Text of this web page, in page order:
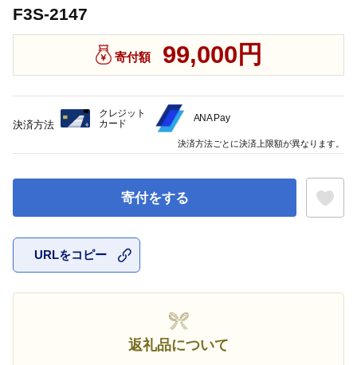
F3S-2147
寄付額 99,000円
寄付をする
URLをコピー
返礼品について
決済方法
クレジット
カード
ANA Pay
決済方法ごとに決済上限額が異なります。